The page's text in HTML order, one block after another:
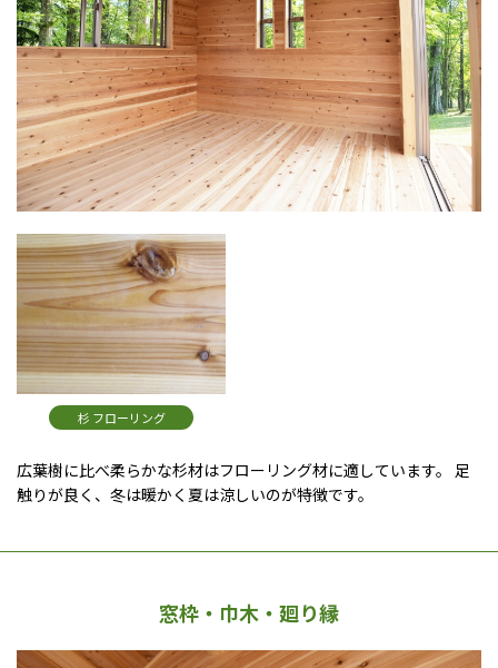
杉 フローリング
広葉樹に比べ柔らかな杉材はフローリング材に適しています。 足
触りが良く、冬は暖かく夏は涼しいのが特徴です。
窓枠・巾木・廻り縁